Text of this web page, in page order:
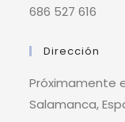
686 527 616
Dirección
Próximamente
Salamanca,